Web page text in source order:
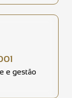
e gestão